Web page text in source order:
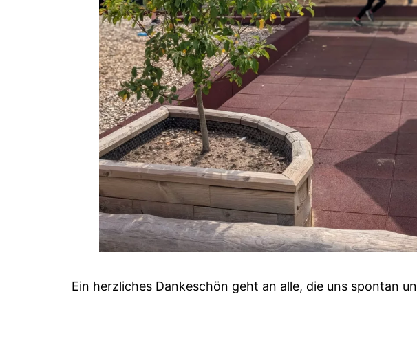
Ein herzliches Dankeschön geht an alle, die uns spontan